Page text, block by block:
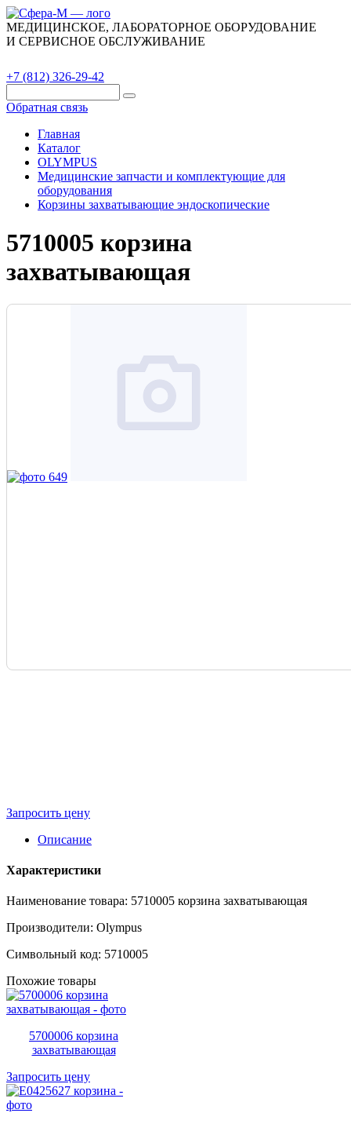
МЕДИЦИНСКОЕ, ЛАБОРАТОРНОЕ ОБОРУДОВАНИЕ
И СЕРВИСНОЕ ОБСЛУЖИВАНИЕ
+7 (812) 326-29-42
Обратная связь
Главная
Каталог
OLYMPUS
Медицинские запчасти и комплектующие для
оборудования
Корзины захватывающие эндоскопические
5710005 корзина
захватывающая
Запросить цену
Описание
Характеристики
Наименование товара: 5710005 корзина захватывающая
Производители: Olympus
Символьный код: 5710005
Похожие товары
5700006 корзина
захватывающая
Запросить цену